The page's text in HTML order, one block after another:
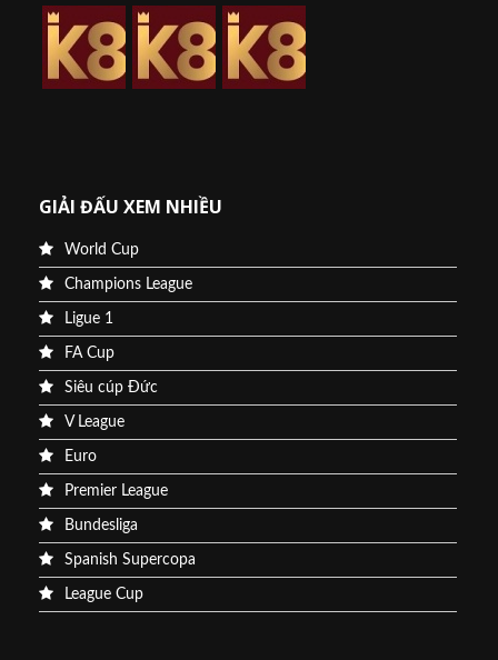
GIẢI ĐẤU XEM NHIỀU
World Cup
Champions League
Ligue 1
FA Cup
Siêu cúp Đức
V League
Euro
Premier League
Bundesliga
Spanish Supercopa
League Cup